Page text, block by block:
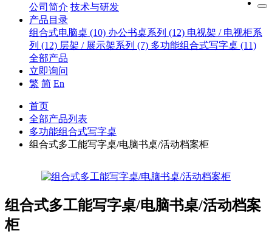
公司简介 技术与研发
产品目录
组合式电脑桌 (10) 办公书桌系列 (12) 电视架 / 电视柜系
列 (12) 层架 / 展示架系列 (7) 多功能组合式写字桌 (11)
全部产品
立即询问
繁 简 En
首页
全部产品列表
多功能组合式写字桌
组合式多工能写字桌/电脑书桌/活动档案柜
组合式多工能写字桌/电脑书桌/活动档案
柜